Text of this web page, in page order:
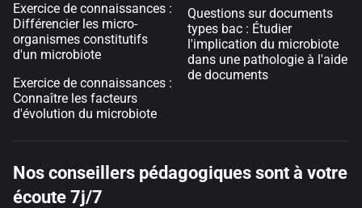
Exercice de connaissances :
Différencier les micro-
organismes constitutifs
d'un microbiote
Exercice de connaissances :
Connaître les facteurs
d'évolution du microbiote
Questions sur documents
types bac : Étudier
l'implication du microbiote
dans une pathologie à l'aide
de documents
Nos conseillers pédagogiques sont à votre
écoute 7j/7